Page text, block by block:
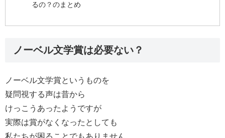
るの？のまとめ
ノーベル文学賞は必要ない？
ノーベル文学賞というものを
疑問視する声は昔から
けっこうあったようですが
実際は賞がなくなったとしても